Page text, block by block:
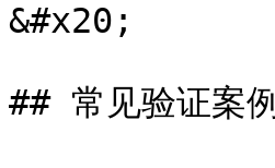
&#x20;
## 常见验证案例